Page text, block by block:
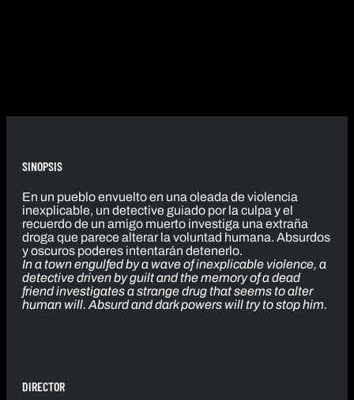
SINOPSIS
En un pueblo envuelto en una oleada de violencia
inexplicable, un detective guiado por la culpa y el
recuerdo de un amigo muerto investiga una extraña
droga que parece alterar la voluntad humana. Absurdos
y oscuros poderes intentarán detenerlo.
In a town engulfed by a wave of inexplicable violence, a
detective driven by guilt and the memory of a dead
friend investigates a strange drug that seems to alter
human will. Absurd and dark powers will try to stop him.
DIRECTOR